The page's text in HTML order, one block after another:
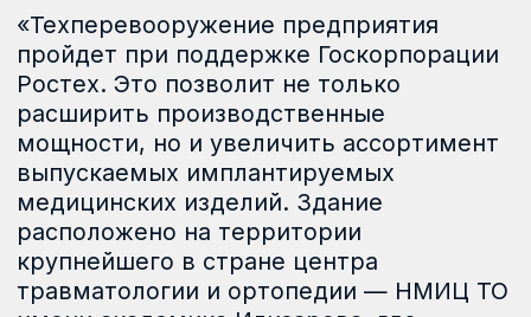
области в Совете Федерации
Федерального собрания РФЕлена
Перминова,
заместитель генерального
директора Госкорпорации Ростех
Максим Выборных,заместитель
губернатора Курганской области
по экономической политике Сергей
Гаврини генеральный директор
ЦИТО Виктор Спектор.Во время визита
в филиал ЦИТО почетные гости
осмотрели действующий цех,
ознакомились с производством
аппаратов внешней фиксации по типу
Илизарова.